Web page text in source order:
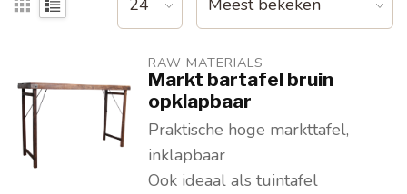
RAW MATERIALS
Markt bartafel bruin
opklapbaar
Praktische hoge markttafel,
inklapbaar
Ook ideaal als tuintafel